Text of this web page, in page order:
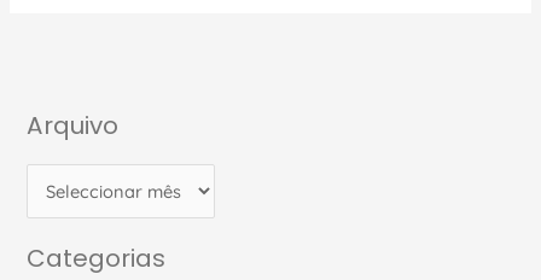
Arquivo
A
r
iCategorias